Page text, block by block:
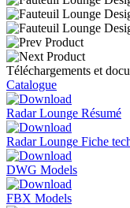
Téléchargements et
Catalogue
Radar Lounge Résumé
Radar Lounge Fiche
DWG Models
FBX Models